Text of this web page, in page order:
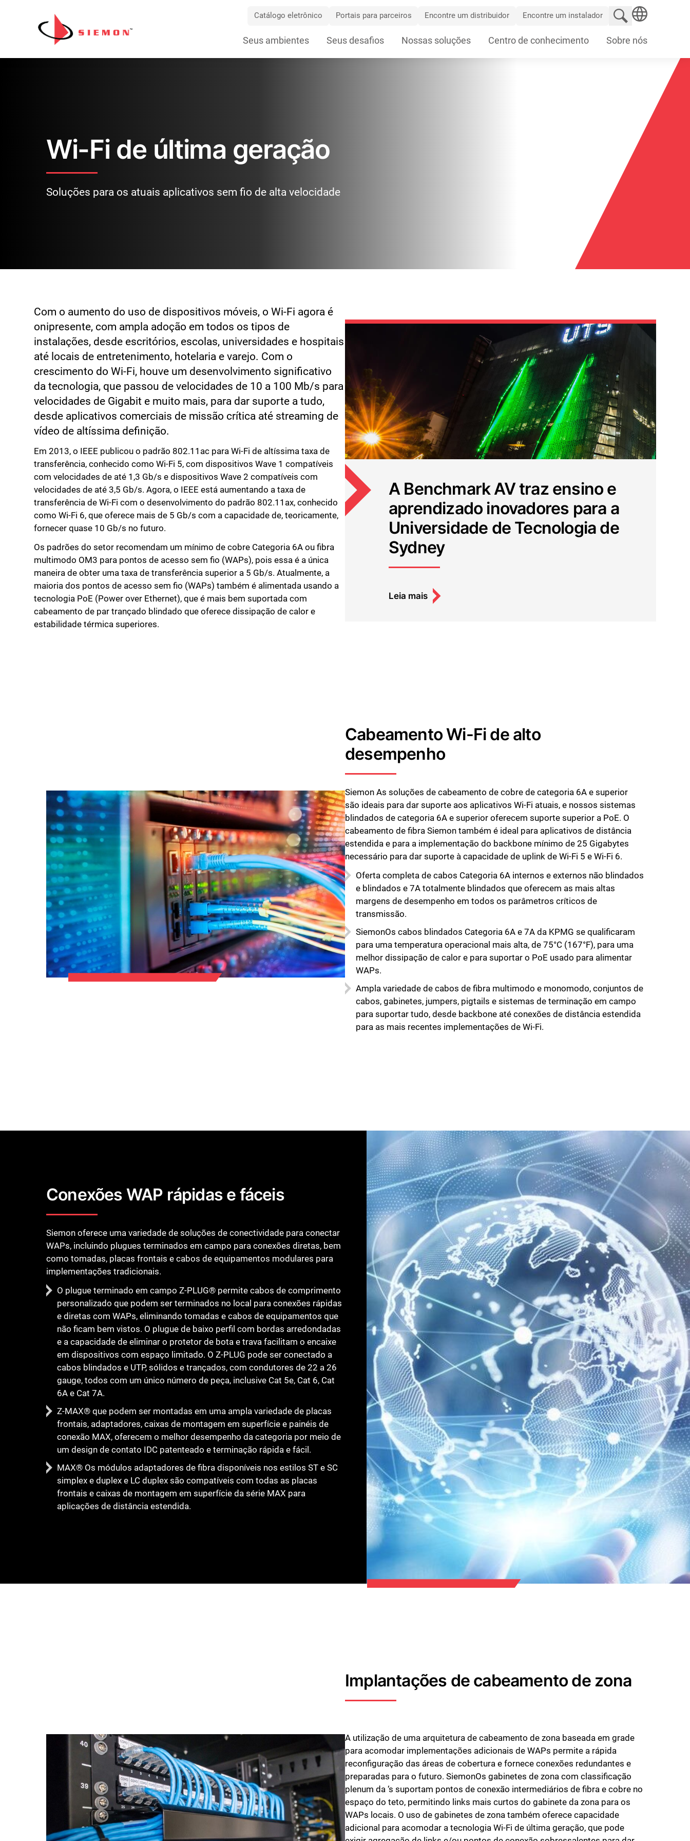
Catálogo eletrônico Portais para parceiros Encontre um distribuidor Encontre um instalador
Pesquisar no site
Navigation
Seus ambientes Seus desafios Nossas soluções Centro de conhecimento Sobre nós
Wi-Fi de última geração
Soluções para os atuais aplicativos sem fio de alta velocidade
Com o aumento do uso de dispositivos móveis, o Wi-Fi agora é
onipresente, com ampla adoção em todos os tipos de
instalações, desde escritórios, escolas, universidades e hospitais
até locais de entretenimento, hotelaria e varejo. Com o
crescimento do Wi-Fi, houve um desenvolvimento significativo
da tecnologia, que passou de velocidades de 10 a 100 Mb/s para
velocidades de Gigabit e muito mais, para dar suporte a tudo,
desde aplicativos comerciais de missão crítica até streaming de
vídeo de altíssima definição.
Em 2013, o IEEE publicou o padrão 802.11ac para Wi-Fi de altíssima taxa de
transferência, conhecido como Wi-Fi 5, com dispositivos Wave 1 compatíveis
com velocidades de até 1,3 Gb/s e dispositivos Wave 2 compatíveis com
velocidades de até 3,5 Gb/s. Agora, o IEEE está aumentando a taxa de
transferência de Wi-Fi com o desenvolvimento do padrão 802.11ax, conhecido
como Wi-Fi 6, que oferece mais de 5 Gb/s com a capacidade de, teoricamente,
fornecer quase 10 Gb/s no futuro.
Os padrões do setor recomendam um mínimo de cobre Categoria 6A ou fibra
multimodo OM3 para pontos de acesso sem fio (WAPs), pois essa é a única
maneira de obter uma taxa de transferência superior a 5 Gb/s. Atualmente, a
maioria dos pontos de acesso sem fio (WAPs) também é alimentada usando a
tecnologia PoE (Power over Ethernet), que é mais bem suportada com
cabeamento de par trançado blindado que oferece dissipação de calor e
estabilidade térmica superiores.
A Benchmark AV traz ensino e
aprendizado inovadores para a
Universidade de Tecnologia de
Sydney
Leia mais
Cabeamento Wi-Fi de alto
desempenho
Siemon As soluções de cabeamento de cobre de categoria 6A e superior
são ideais para dar suporte aos aplicativos Wi-Fi atuais, e nossos sistemas
blindados de categoria 6A e superior oferecem suporte superior a PoE. O
cabeamento de fibra Siemon também é ideal para aplicativos de distância
estendida e para a implementação do backbone mínimo de 25 Gigabytes
necessário para dar suporte à capacidade de uplink de Wi-Fi 5 e Wi-Fi 6.
Oferta completa de cabos Categoria 6A internos e externos não blindados
e blindados e 7A totalmente blindados que oferecem as mais altas
margens de desempenho em todos os parâmetros críticos de
transmissão.
SiemonOs cabos blindados Categoria 6A e 7A da KPMG se qualificaram
para uma temperatura operacional mais alta, de 75°C (167°F), para uma
melhor dissipação de calor e para suportar o PoE usado para alimentar
WAPs.
Ampla variedade de cabos de fibra multimodo e monomodo, conjuntos de
cabos, gabinetes, jumpers, pigtails e sistemas de terminação em campo
para suportar tudo, desde backbone até conexões de distância estendida
para as mais recentes implementações de Wi-Fi.
Conexões WAP rápidas e fáceis
Siemon oferece uma variedade de soluções de conectividade para conectar
WAPs, incluindo plugues terminados em campo para conexões diretas, bem
como tomadas, placas frontais e cabos de equipamentos modulares para
implementações tradicionais.
O plugue terminado em campo Z-PLUG® permite cabos de comprimento
personalizado que podem ser terminados no local para conexões rápidas
e diretas com WAPs, eliminando tomadas e cabos de equipamentos que
não ficam bem vistos. O plugue de baixo perfil com bordas arredondadas
e a capacidade de eliminar o protetor de bota e trava facilitam o encaixe
em dispositivos com espaço limitado. O Z-PLUG pode ser conectado a
cabos blindados e UTP, sólidos e trançados, com condutores de 22 a 26
gauge, todos com um único número de peça, inclusive Cat 5e, Cat 6, Cat
6A e Cat 7A.
Z-MAX® que podem ser montadas em uma ampla variedade de placas
frontais, adaptadores, caixas de montagem em superfície e painéis de
conexão MAX, oferecem o melhor desempenho da categoria por meio de
um design de contato IDC patenteado e terminação rápida e fácil.
MAX® Os módulos adaptadores de fibra disponíveis nos estilos ST e SC
simplex e duplex e LC duplex são compatíveis com todas as placas
frontais e caixas de montagem em superfície da série MAX para
aplicações de distância estendida.
Implantações de cabeamento de zona
A utilização de uma arquitetura de cabeamento de zona baseada em grade
para acomodar implementações adicionais de WAPs permite a rápida
reconfiguração das áreas de cobertura e fornece conexões redundantes e
preparadas para o futuro. SiemonOs gabinetes de zona com classificação
plenum da ‘s suportam pontos de conexão intermediários de fibra e cobre no
espaço do teto, permitindo links mais curtos do gabinete da zona para os
WAPs locais. O uso de gabinetes de zona também oferece capacidade
adicional para acomodar a tecnologia Wi-Fi de última geração, que pode
Fechar